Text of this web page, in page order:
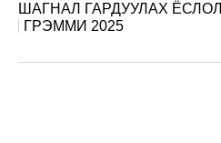
ШАГНАЛ ГАРДУУЛАХ ЁСЛОЛ
ГРЭММИ 2025